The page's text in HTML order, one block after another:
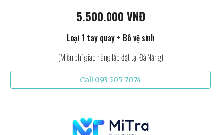
5.500.000 VNĐ
Loại 1 tay quay + Bô vệ sinh
(Miễn phí giao hàng lắp đặt tại Đà Nẵng)
Call 093 505 7074